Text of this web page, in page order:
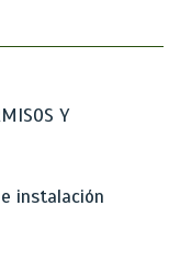
Y
instalación